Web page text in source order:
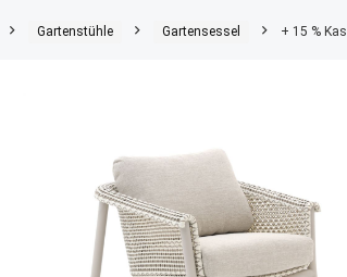
Gartenstühle Gartensessel + 15 %